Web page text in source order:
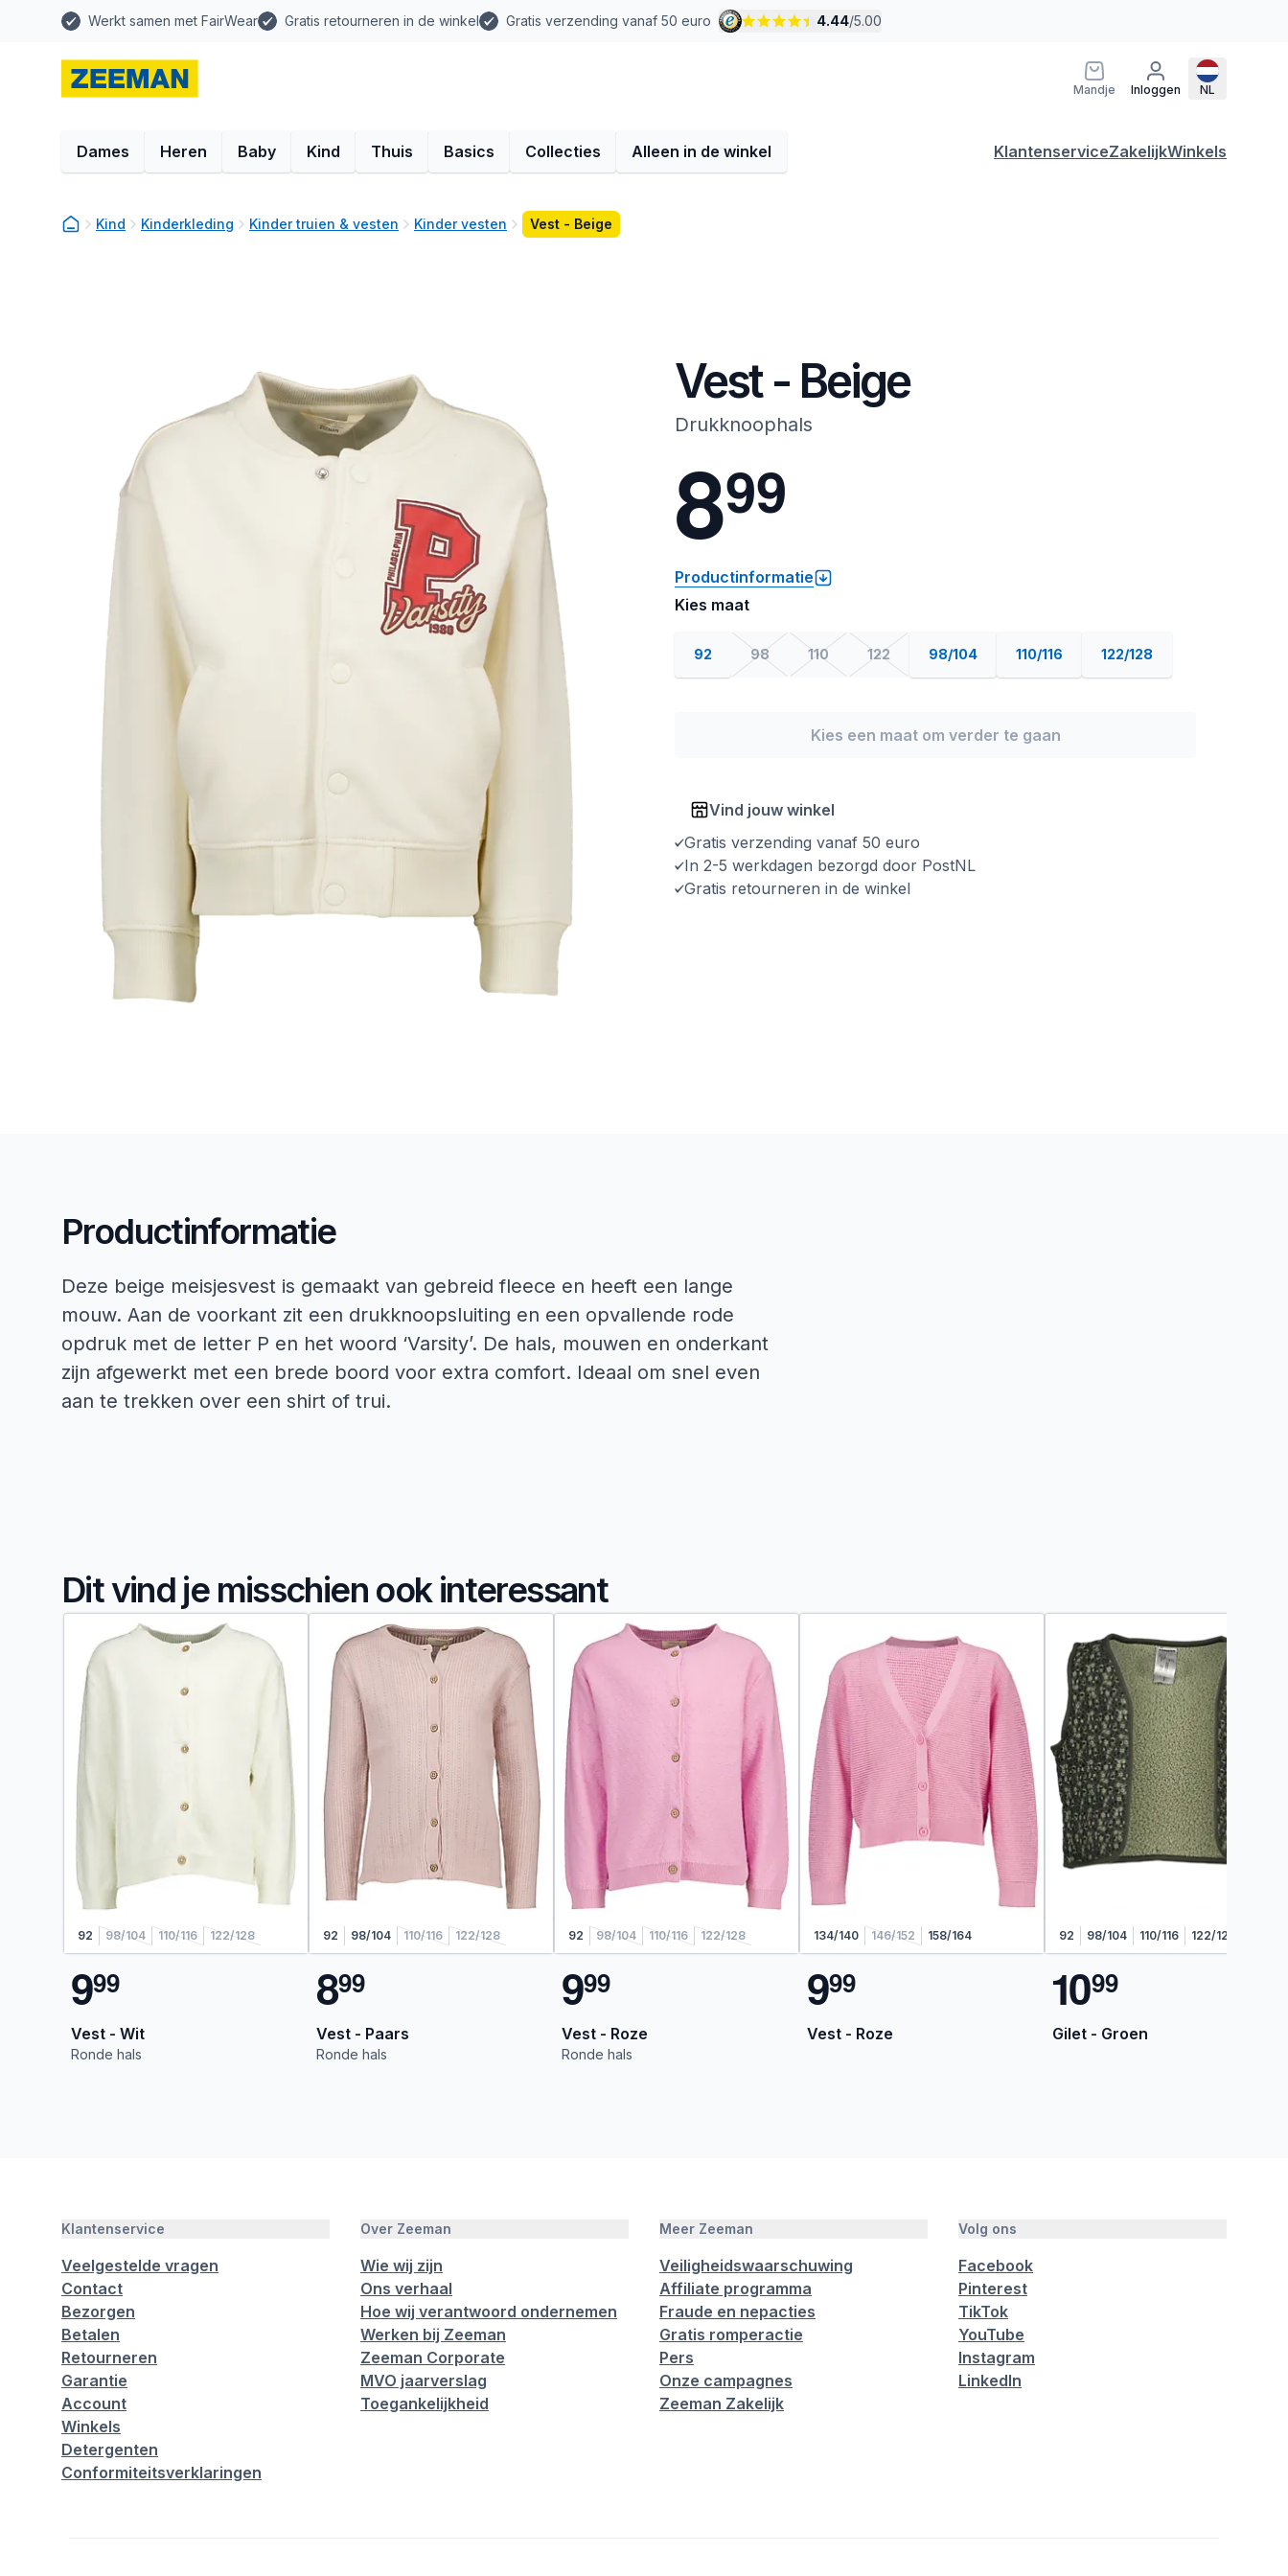
Werkt samen met FairWear Gratis retourneren in de winkel Gratis verzending vanaf 50 euro 4.44/5.00
Mandje Inloggen NL
Dames Heren Baby Kind Thuis Basics Collecties Alleen in de winkel KlantenserviceZakelijkWinkels
Kind Kinderkleding Kinder truien & vesten Kinder vesten Vest - Beige
Vest - Beige
Drukknoophals
899
Productinformatie
Kies maat
92 98 110 122 98/104 110/116 122/128
Kies een maat om verder te gaan
Vind jouw winkel
Gratis verzending vanaf 50 euro
In 2-5 werkdagen bezorgd door PostNL
Gratis retourneren in de winkel
Productinformatie
Deze beige meisjesvest is gemaakt van gebreid fleece en heeft een lange
mouw. Aan de voorkant zit een drukknoopsluiting en een opvallende rode
opdruk met de letter P en het woord ‘Varsity’. De hals, mouwen en onderkant
zijn afgewerkt met een brede boord voor extra comfort. Ideaal om snel even
aan te trekken over een shirt of trui.
Dit vind je misschien ook interessant
92 98/104 110/116 122/128
999
Vest - Wit
Ronde hals
92 98/104 110/116 122/128
899
Vest - Paars
Ronde hals
92 98/104 110/116 122/128
999
Vest - Roze
Ronde hals
134/140 146/152 158/164
999
Vest - Roze
92 98/104 110/116 122/128
1099
Gilet - Groen
Klantenservice
Veelgestelde vragen
Contact
Bezorgen
Betalen
Retourneren
Garantie
Account
Winkels
Detergenten
Conformiteitsverklaringen
Over Zeeman
Wie wij zijn
Ons verhaal
Hoe wij verantwoord ondernemen
Werken bij Zeeman
Zeeman Corporate
MVO jaarverslag
Toegankelijkheid
Meer Zeeman
Veiligheidswaarschuwing
Affiliate programma
Fraude en nepacties
Gratis romperactie
Pers
Onze campagnes
Zeeman Zakelijk
Volg ons
Facebook
Pinterest
TikTok
YouTube
Instagram
LinkedIn